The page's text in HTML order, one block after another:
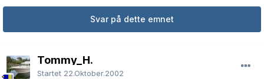
Svar på dette emnet
Tommy_H.
Startet 22.Oktober.2002